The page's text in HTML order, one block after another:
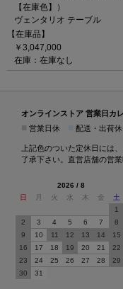
【在庫色】）
ヴェンタリオ テーブル
【在庫品】
￥3,047,000
在庫：在庫なし
オンラインストア 営業日カ
営業日休 配送・出荷
上記色のついた定休日には
了承下さい。直営店舗の営
2026 / 8
日
月 火 水 木 金
土
1
2
3 4 5 6 7
8
9
10 11 12 13 14
15
16
17 18 19 20 21
22
23
24 25 26 27 28
29
30
31